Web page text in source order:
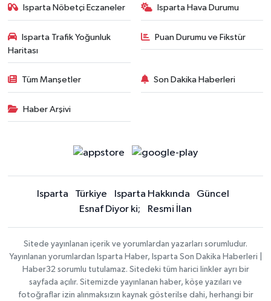
Isparta Nöbetçi Eczaneler Isparta Hava Durumu
Isparta Trafik Yoğunluk
Haritası
Puan Durumu ve Fikstür
Tüm Manşetler Son Dakika Haberleri
Haber Arşivi
Isparta Türkiye Isparta Hakkında
Güncel
Esnaf Diyor ki;
Resmi İlan
Sitede yayınlanan içerik ve yorumlardan yazarları sorumludur.
Yayınlanan yorumlardan Isparta Haber, Isparta Son Dakika Haberleri |
Haber32 sorumlu tutulamaz. Sitedeki tüm harici linkler ayrı bir
sayfada açılır. Sitemizde yayınlanan haber, köşe yazıları ve
fotoğraflar izin alınmaksızın kaynak gösterilse dahi, herhangi bir